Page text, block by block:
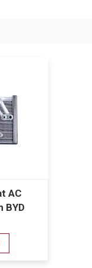
AC
BYD